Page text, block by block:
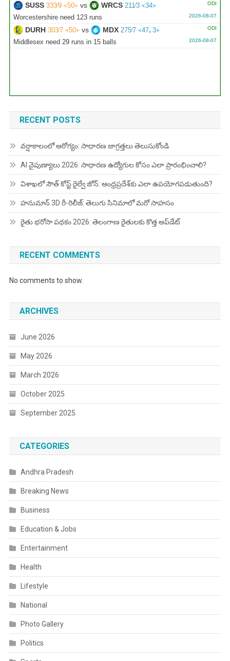
ODI
SUSS 333∕9 ᚜50᚛vs WRCS 211∕3 ᚜34᚛
2026-08-07
Worcestershire need 123 runs
ODI
DURH 303∕7 ᚜50᚛vs MDX 275∕7 ᚜47｡3᚛
2026-08-07
Middlesex need 29 runs in 15 balls
RECENT POSTS
వర్షాకాలంలో ఆరోగ్యం: సాధారణ జాగ్రత్తలు తెలుసుకోండి
AI నైపుణ్యాలు 2026: సాధారణ ఉద్యోగుల కోసం ఎలా ప్రారంభించాలి?
విశాఖలో సౌత్ కోస్ట్ రైల్వే జోన్: ఆంధ్రప్రదేశ్‌కు ఎలా ఉపయోగపడుతుంది?
హనుమాన్ 3D రీ-రిలీజ్: తెలుగు సినిమాలో మరో సాహసం
రైతు భరోసా పథకం 2026: తెలంగాణ రైతులకు కొత్త అప్‌డేట్
RECENT COMMENTS
No comments to show.
ARCHIVES
June 2026
May 2026
March 2026
October 2025
September 2025
CATEGORIES
Andhra Pradesh
Breaking News
Business
Education & Jobs
Entertainment
Health
Lifestyle
National
Photo Gallery
Politics